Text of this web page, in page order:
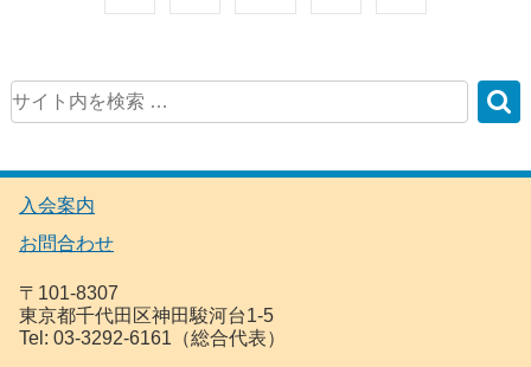
入会案内
お問合わせ
〒101-8307
東京都千代田区神田駿河台1-5
Tel: 03-3292-6161（総合代表）